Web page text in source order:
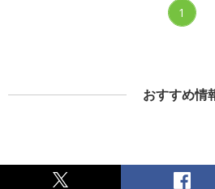
1
おすすめ情